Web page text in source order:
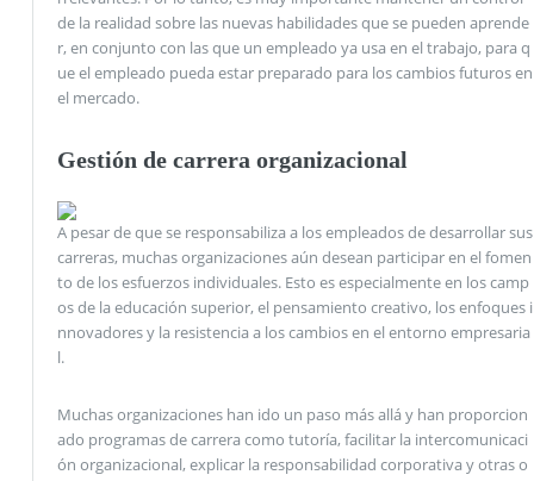
de la realidad sobre las nuevas habilidades que se pueden aprende
r, en conjunto con las que un empleado ya usa en el trabajo, para q
ue el empleado pueda estar preparado para los cambios futuros en
el mercado.
Gestión de carrera organizacional
A pesar de que se responsabiliza a los empleados de desarrollar sus
carreras, muchas organizaciones aún desean participar en el fomen
to de los esfuerzos individuales. Esto es especialmente en los camp
os de la educación superior, el pensamiento creativo, los enfoques i
nnovadores y la resistencia a los cambios en el entorno empresaria
l.
Muchas organizaciones han ido un paso más allá y han proporcion
ado programas de carrera como tutoría, facilitar la intercomunicaci
ón organizacional, explicar la responsabilidad corporativa y otras o